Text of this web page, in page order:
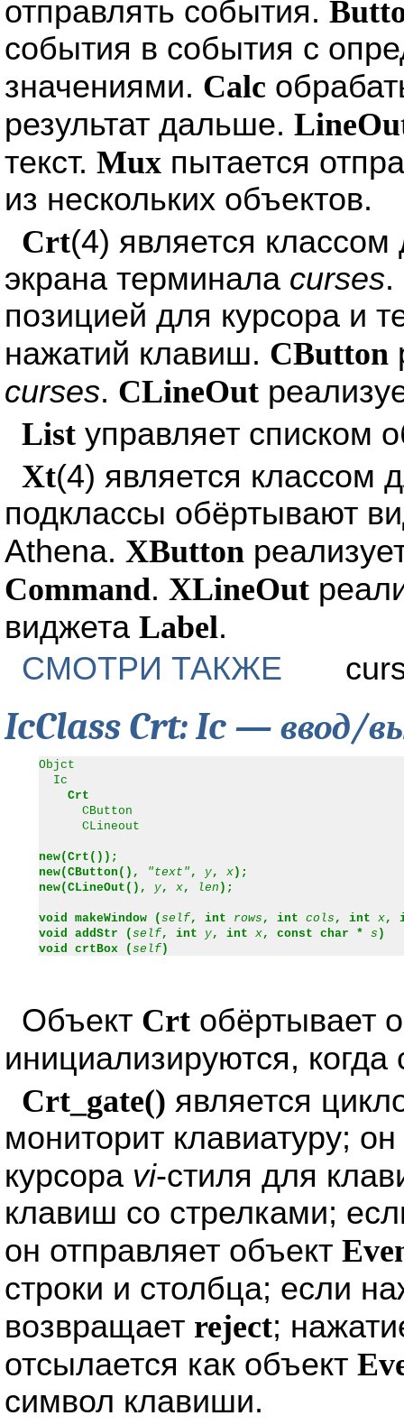
отправлять события.
события в события с
значениями. Calc
результат дальше.
текст. Mux пытается
из нескольких объектов.
Crt(4) является
экрана терминала curses.
позицией для курсора и
нажатий клавиш. CButton
curses. CLineOut
List управляет списком
Xt(4) является классом
подклассы обёртывают
Athena. XButton
Command. XLineOut
виджета Label.
СМОТРИ ТАКЖЕ
IcClass Crt: Ic — ввод/
Objct
Ic
Crt
CButton
CLineout
new(Crt());
new(CButton(),
"text" , y, x);
new(CLineOut(), y, x, len );
void makeWindow ( self, int rows , int cols , int x,
void addStr ( self, int y, int x, const char * s )
void crtBox ( self)
Объект Crt обёртывает
инициализируются,
Crt_gate() является
мониторит клавиатуру;
курсора vi-стиля для
клавиш со стрелками;
он отправляет объект
строки и столбца; если
возвращает reject;
отсылается как объект
символ клавиши.